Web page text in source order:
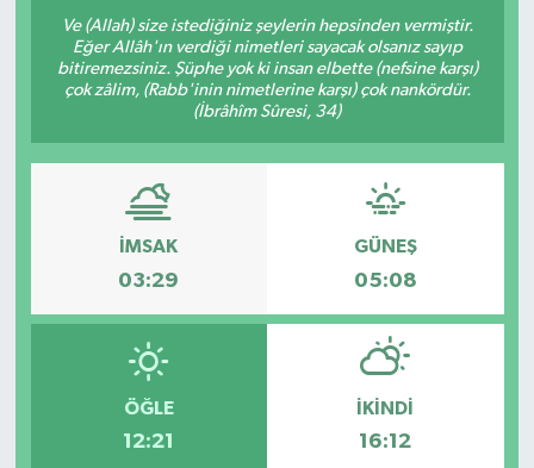
Ve (Allah) size istediğiniz şeylerin hepsinden vermiştir.
Eğer Allâh'ın verdiği nimetleri sayacak olsanız sayıp
bitiremezsiniz. Şüphe yok ki insan elbette (nefsine karşı)
çok zâlim, (Rabb'inin nimetlerine karşı) çok nankördür.
(İbrâhîm Sûresi, 34)
İMSAK
03:29
GÜNEŞ
05:08
ÖĞLE
12:21
İKINDI
16:12
Teknoloji
Yaşam